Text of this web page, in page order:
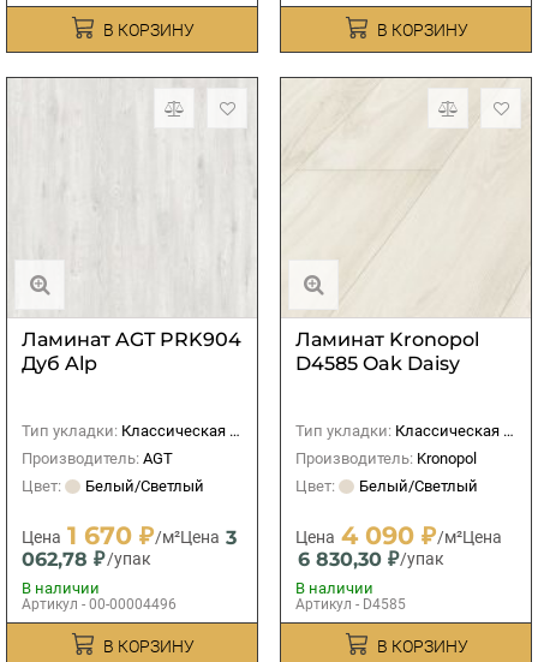
В КОРЗИНУ В КОРЗИНУ
Ламинат AGT PRK904
Дуб Alp
Тип укладки: Классическая (прямая)
Производитель: AGT
Цвет:
Белый/Светлый
Цена 1 670 ₽/м²Цена 3
062,78 ₽/упак
В наличии
Артикул - 00-00004496
В КОРЗИНУ
Ламинат Kronopol
D4585 Oak Daisy
Тип укладки: Классическая (прямая)
Производитель: Kronopol
Цвет:
Белый/Светлый
Цена 4 090 ₽/м²Цена
6 830,30 ₽/упак
В наличии
Артикул - D4585
В КОРЗИНУ